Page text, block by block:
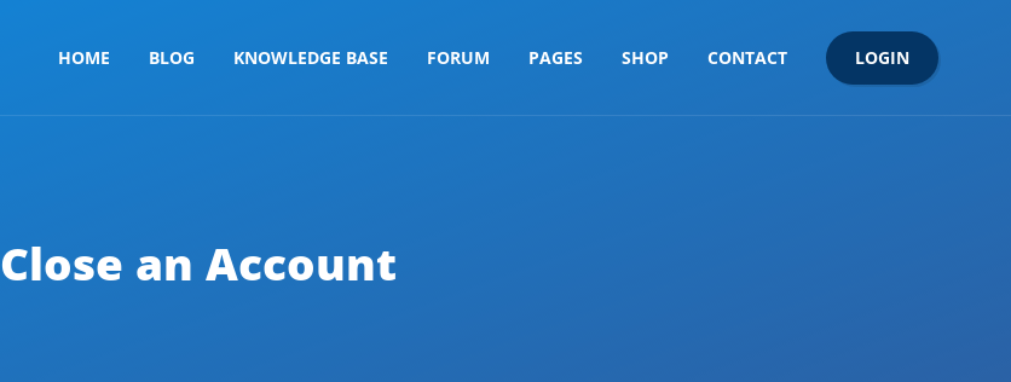
HOME BLOG KNOWLEDGE BASE FORUM PAGES SHOP CONTACT LOGIN
Close an Account